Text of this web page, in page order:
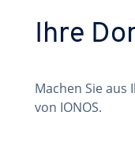
Ihre
Machen Sie aus
von IONOS.